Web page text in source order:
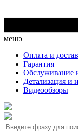
меню
Оплата и
Гарантия
Обслуживание
Детализация и
Видеообзоры